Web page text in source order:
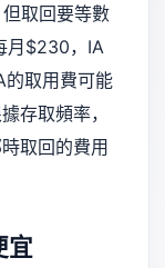
取回要等數
月$230，IA
的取用費可能
存取頻率，
取回的費用
宜